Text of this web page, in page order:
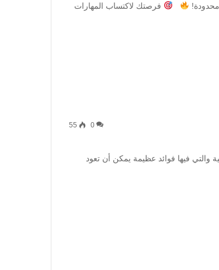
فرصتك لاكتساب المهارات
0
55
فيها فوائد عظيمة يمكن أن تعود